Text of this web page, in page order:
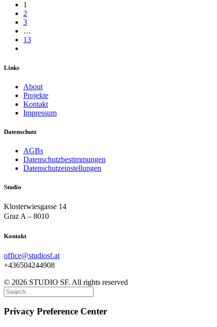
1
2
3
…
13
Links
About
Projekte
Kontakt
Impressum
Datenschutz
AGBs
Datenschutzbestimmungen
Datenschutzeinstellungen
Studio
Klosterwiesgasse 14
Graz A – 8010
Kontakt
office@studiosf.at
+436504244908
© 2026 STUDIO SF. All rights reserved
Privacy Preference Center